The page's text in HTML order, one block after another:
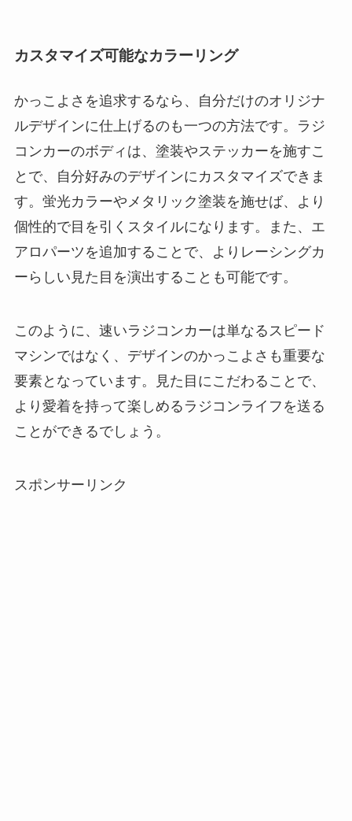
カスタマイズ可能なカラーリング
かっこよさを追求するなら、自分だけのオリジナ
ルデザインに仕上げるのも一つの方法です。ラジ
コンカーのボディは、塗装やステッカーを施すこ
とで、自分好みのデザインにカスタマイズできま
す。蛍光カラーやメタリック塗装を施せば、より
個性的で目を引くスタイルになります。また、エ
アロパーツを追加することで、よりレーシングカ
ーらしい見た目を演出することも可能です。
このように、速いラジコンカーは単なるスピード
マシンではなく、デザインのかっこよさも重要な
要素となっています。見た目にこだわることで、
より愛着を持って楽しめるラジコンライフを送る
ことができるでしょう。
スポンサーリンク